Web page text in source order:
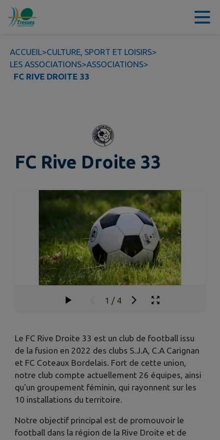
Contenu
ACCUEIL>CULTURE, SPORT ET LOISIRS>
LES ASSOCIATIONS>ASSOCIATIONS>
FC RIVE DROITE 33
FC Rive Droite 33
1 / 4
Le FC Rive Droite 33 est un club de football issu
de la fusion en 2022 des clubs S.J.A, C.A Carignan
et FC Coteaux Bordelais. Fort de cette union,
notre club compte actuellement 26 équipes, ainsi
qu'un groupement féminin, qui rayonnent sur les
10 installations du territoire.
Notre objectif principal est de promouvoir le
football dans la région de la Rive Droite et de